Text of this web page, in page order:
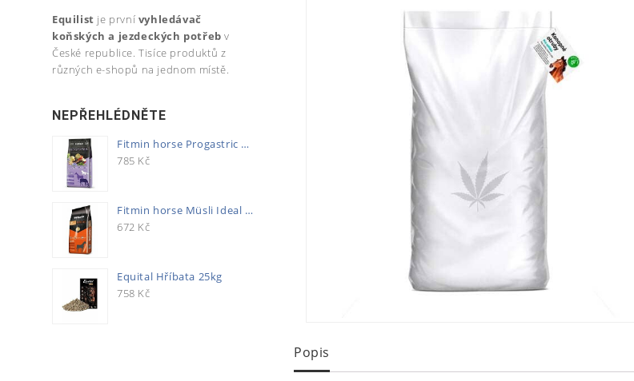
Popis
Equilist je první vyhledávač
koňských a jezdeckých potřeb v
České republice. Tisíce produktů z
různých e-shopů na jednom místě.
NEPŘEHLÉDNĚTE
Fitmin horse Progastric 20kg
785 Kč
Fitmin horse Müsli Ideal 20kg
672 Kč
Equital Hříbata 25kg
758 Kč